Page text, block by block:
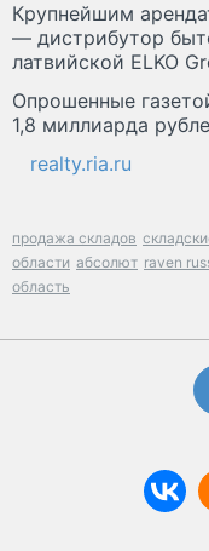
Крупнейшим
— дистрибутор
латвийской ELKO
Опрошенные
1,8 миллиарда
realty.ria.ru
продажа складов
области абсолют raven
область